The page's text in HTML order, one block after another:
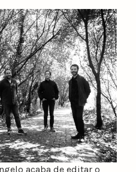
y
n
u
n
o
c
t
a
r
i
n
acaba de editar o